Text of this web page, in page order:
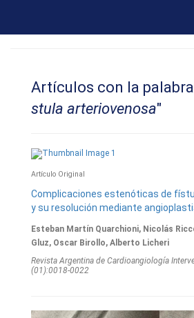
Artículos con la
stula arteriovenosa"
Artículo Original
Complicaciones estenóticas de
y su resolución mediante
Esteban Martín Quarchioni, Nicolás
Gluz, Oscar Birollo, Alberto Licheri
Revista Argentina de Cardioangiologí­a
(01):0018-0022